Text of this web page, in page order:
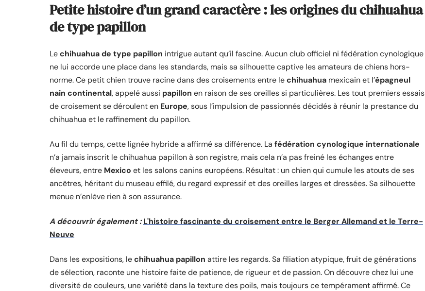
Petite histoire d’un grand caractère : les origines du chihuahua
de type papillon
Lechihuahua de type papillon intrigue autant qu’il fascine. Aucun club officiel ni fédération cynologique
ne lui accorde une place dans les standards, mais sa silhouette captive les amateurs de chiens hors-
norme. Ce petit chien trouve racine dans des croisements entre lechihuahua mexicain et l’épagneul
nain continental, appelé aussi papillon en raison de ses oreilles si particulières. Les tout premiers essais
de croisement se déroulent en Europe, sous l’impulsion de passionnés décidés à réunir la prestance du
chihuahua et le raffinement du papillon.
Au fil du temps, cette lignée hybride a affirmé sa différence. La fédération cynologique internationale
n’a jamais inscrit le chihuahua papillon à son registre, mais cela n’a pas freiné les échanges entre
éleveurs, entre Mexico et les salons canins européens. Résultat : un chien qui cumule les atouts de ses
ancêtres, héritant du museau effilé, du regard expressif et des oreilles larges et dressées. Sa silhouette
menue n’enlève rien à son assurance.
A découvrir également : L'histoire fascinante du croisement entre le Berger Allemand et le Terre-
Neuve
Dans les expositions, lechihuahua papillon attire les regards. Sa filiation atypique, fruit de générations
de sélection, raconte une histoire faite de patience, de rigueur et de passion. On découvre chez lui une
diversité de couleurs, une variété dans la texture des poils, mais toujours ce tempérament affirmé. Ce